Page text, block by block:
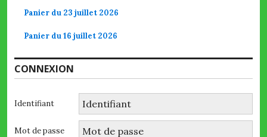
Panier du 23 juillet 2026
Panier du 16 juillet 2026
CONNEXION
Identifiant
Mot de passe